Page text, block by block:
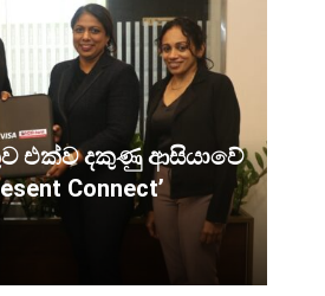
එක්ව දකුණු ආසියාවේ
Connect’